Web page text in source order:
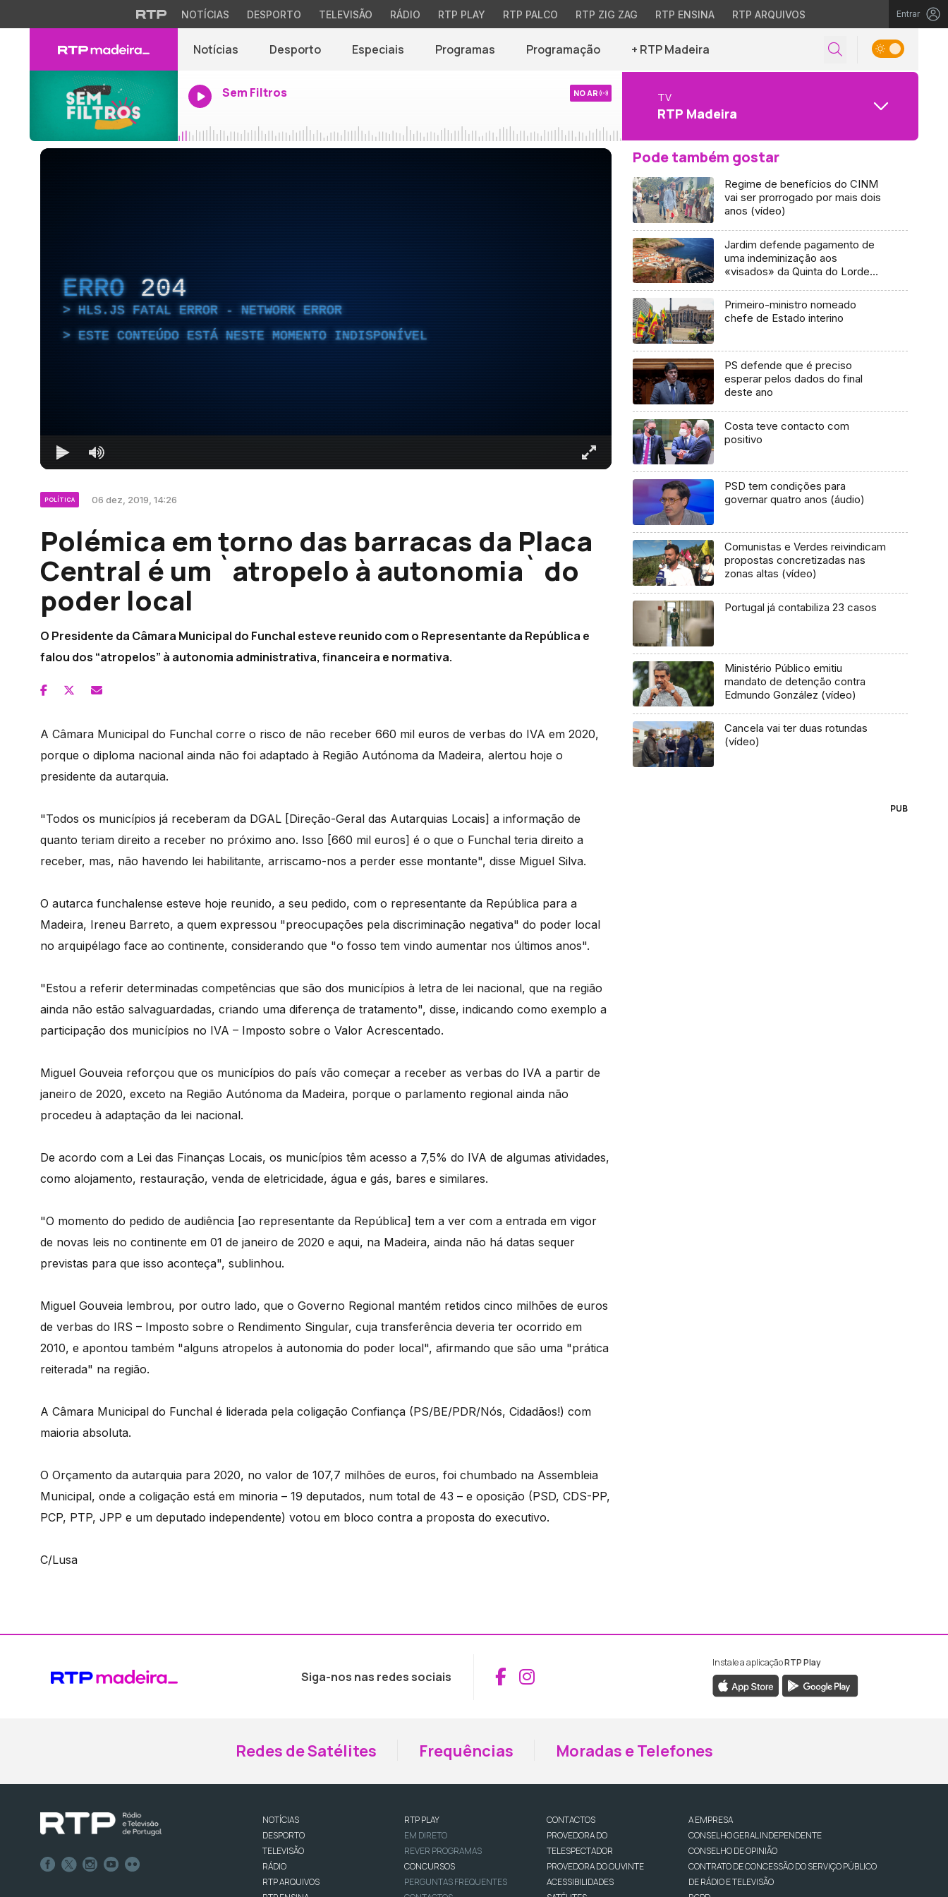
NOTÍCIAS DESPORTO TELEVISÃO RÁDIO RTP PLAY RTP PALCO RTP ZIG ZAG RTP ENSINA RTP ARQUIVOS Entrar
Notícias Desporto Especiais Programas Programação + RTP Madeira
Sem Filtros NO AR TV
RTP Madeira
ERRO 204
HLS.JS FATAL ERROR - NETWORK ERROR
ESTE CONTEÚDO ESTÁ NESTE MOMENTO INDISPONÍVEL
POLÍTICA 06 dez, 2019, 14:26
Polémica em torno das barracas da Placa
Central é um `atropelo à autonomia` do
poder local
O Presidente da Câmara Municipal do Funchal esteve reunido com o Representante da República e
falou dos “atropelos” à autonomia administrativa, financeira e normativa.
A Câmara Municipal do Funchal corre o risco de não receber 660 mil euros de verbas do IVA em 2020,
porque o diploma nacional ainda não foi adaptado à Região Autónoma da Madeira, alertou hoje o
presidente da autarquia.
"Todos os municípios já receberam da DGAL [Direção-Geral das Autarquias Locais] a informação de
quanto teriam direito a receber no próximo ano. Isso [660 mil euros] é o que o Funchal teria direito a
receber, mas, não havendo lei habilitante, arriscamo-nos a perder esse montante", disse Miguel Silva.
O autarca funchalense esteve hoje reunido, a seu pedido, com o representante da República para a
Madeira, Ireneu Barreto, a quem expressou "preocupações pela discriminação negativa" do poder local
no arquipélago face ao continente, considerando que "o fosso tem vindo aumentar nos últimos anos".
"Estou a referir determinadas competências que são dos municípios à letra de lei nacional, que na região
ainda não estão salvaguardadas, criando uma diferença de tratamento", disse, indicando como exemplo a
participação dos municípios no IVA – Imposto sobre o Valor Acrescentado.
Miguel Gouveia reforçou que os municípios do país vão começar a receber as verbas do IVA a partir de
janeiro de 2020, exceto na Região Autónoma da Madeira, porque o parlamento regional ainda não
procedeu à adaptação da lei nacional.
De acordo com a Lei das Finanças Locais, os municípios têm acesso a 7,5% do IVA de algumas atividades,
como alojamento, restauração, venda de eletricidade, água e gás, bares e similares.
"O momento do pedido de audiência [ao representante da República] tem a ver com a entrada em vigor
de novas leis no continente em 01 de janeiro de 2020 e aqui, na Madeira, ainda não há datas sequer
previstas para que isso aconteça", sublinhou.
Miguel Gouveia lembrou, por outro lado, que o Governo Regional mantém retidos cinco milhões de euros
de verbas do IRS – Imposto sobre o Rendimento Singular, cuja transferência deveria ter ocorrido em
2010, e apontou também "alguns atropelos à autonomia do poder local", afirmando que são uma "prática
reiterada" na região.
A Câmara Municipal do Funchal é liderada pela coligação Confiança (PS/BE/PDR/Nós, Cidadãos!) com
maioria absoluta.
O Orçamento da autarquia para 2020, no valor de 107,7 milhões de euros, foi chumbado na Assembleia
Municipal, onde a coligação está em minoria – 19 deputados, num total de 43 – e oposição (PSD, CDS-PP,
PCP, PTP, JPP e um deputado independente) votou em bloco contra a proposta do executivo.
C/Lusa
Pode também gostar
Regime de benefícios do CINM
vai ser prorrogado por mais dois
anos (vídeo)
Jardim defende pagamento de
uma indeminização aos
«visados» da Quinta do Lorde
Primeiro-ministro nomeado
chefe de Estado interino
PS defende que é preciso
esperar pelos dados do final
deste ano
Costa teve contacto com
positivo
PSD tem condições para
governar quatro anos (áudio)
Comunistas e Verdes reivindicam
propostas concretizadas nas
zonas altas (vídeo)
Portugal já contabiliza 23 casos
Ministério Público emitiu
mandato de detenção contra
Edmundo González (vídeo)
Cancela vai ter duas rotundas
(vídeo)
PUB
Siga-nos nas redes sociais Aceder ao Facebook da RTP Madeira
Aceder ao Instagram da RTP Madeira
Instale a aplicaçãoRTP Play
Redes de Satélites Frequências Moradas e Telefones
NOTÍCIAS
DESPORTO
TELEVISÃO
RÁDIO
RTP ARQUIVOS
RTP PLAY
EM DIRETO
REVER PROGRAMAS
CONCURSOS
PERGUNTAS FREQUENTES
CONTACTOS
PROVEDORA DO
TELESPECTADOR
PROVEDORA DO OUVINTE
ACESSIBILIDADES
A EMPRESA
CONSELHO GERAL INDEPENDENTE
CONSELHO DE OPINIÃO
CONTRATO DE CONCESSÃO DO SERVIÇO PÚBLICO
DE RÁDIO E TELEVISÃO